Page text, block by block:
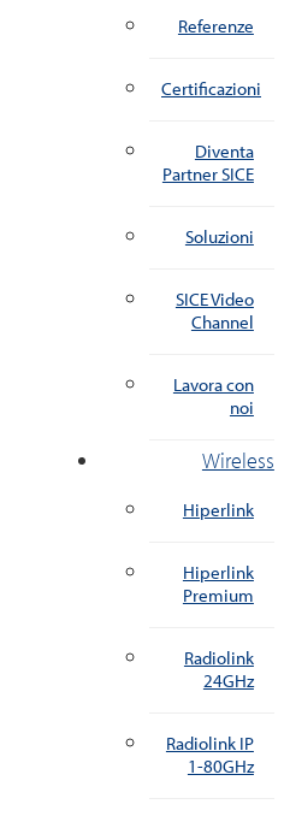
Referenze
Certificazioni
Diventa
Partner SICE
Soluzioni
SICE Video
Channel
Lavora con
noi
Wireless
Hiperlink
Hiperlink
Premium
Radiolink
24GHz
Radiolink IP
1-80GHz